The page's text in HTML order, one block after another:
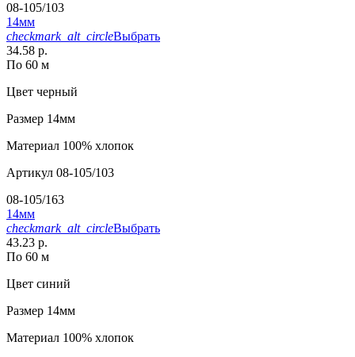
08-105/103
14мм
checkmark_alt_circleВыбрать
34.58 р.
По 60 м
Цвет черный
Размер 14мм
Материал 100% хлопок
Артикул 08-105/103
08-105/163
14мм
checkmark_alt_circleВыбрать
43.23 р.
По 60 м
Цвет синий
Размер 14мм
Материал 100% хлопок